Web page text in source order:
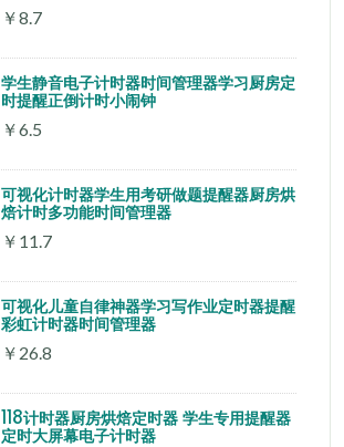
￥8.7
学生静音电子计时器时间管理器学习厨房定
时提醒正倒计时小闹钟
￥6.5
可视化计时器学生用考研做题提醒器厨房烘
焙计时多功能时间管理器
￥11.7
可视化儿童自律神器学习写作业定时器提醒
彩虹计时器时间管理器
￥26.8
118计时器厨房烘焙定时器 学生专用提醒器
定时大屏幕电子计时器